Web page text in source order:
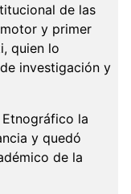
de las
y primer
quien lo
investigación y
la
y quedó
de la